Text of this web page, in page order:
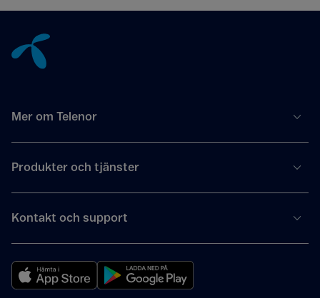
Mer om Telenor
Produkter och tjänster
Kontakt och support